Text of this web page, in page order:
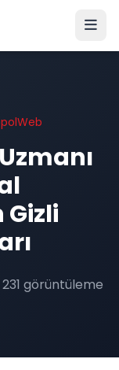
231 görüntüleme